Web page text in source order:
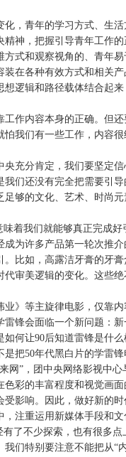
，青年的学习方式、生
神，把握引导青年工作
式和观察视角的、青年
在各种有效方式和相关
逻辑和路径载体结合起
作内容本身的正确。但
我们有一些工作，内容
充分肯定，我们要坚定
们还没有完全把需要引
足够的文化、艺术、时尚元
着我们就能够真正完成
为许多产品第一轮次推
。比如，高露洁牙膏的牙
代审美逻辑的变化。这些
》等主旋律电影，仅靠
锋会面临一个新问题：
何让90后知道雷锋是什
把50年代黑白片的学雷
网”，团中央网络影视中
彩的丰富程度和视觉画
影响。因此，做好新的
注重运用新媒体手段和
了不少探索，也有很多
们特别要注意不能把从“